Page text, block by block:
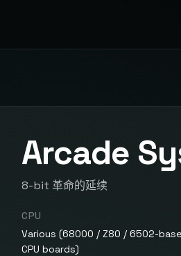
Arcade
8-bit 革命的延续
CPU
Various (68000 / Z80 / 6502-
CPU boards)